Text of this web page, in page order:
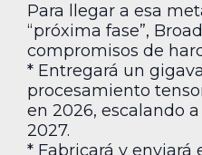
Para llegar a esa
“próxima fase”,
compromisos de
* Entregará un
procesamiento
en 2026, escalando
2027.
* Fabricará y